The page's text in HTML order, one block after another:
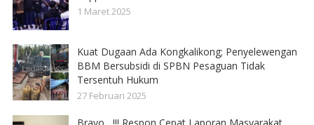
1 Maret 2025
Kuat Dugaan Ada Kongkalikong; Penyelewengan
BBM Bersubsidi di SPBN Pesaguan Tidak
Tersentuh Hukum
27 Februari 2025
Bravo,,,!!! Respon Cepat Laporan Masyarakat